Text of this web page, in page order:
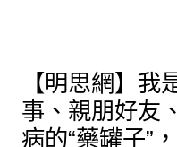
【明思網】
事、親朋好友
病的“藥罐子”